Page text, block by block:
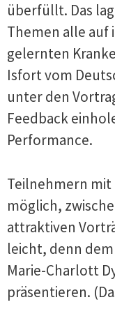
überfüllt. Das
Themen alle
gelernten
Isfort vom
unter den
Feedback
Performance.
Teilnehmern mit
möglich,
attraktiven
leicht, denn
Marie-Charlott
präsentieren.